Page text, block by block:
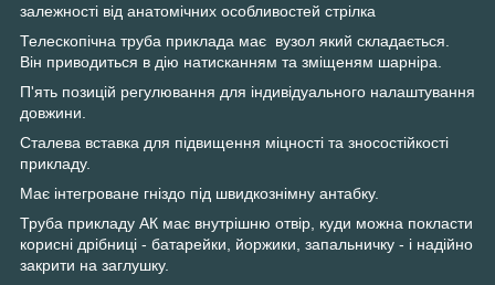
залежності від анатомічних особливостей стрілка
Телескопічна труба приклада має вузол який складається.
Він приводиться в дію натисканням та зміщеням шарніра.
П'ять позицій регулювання для індивідуального налаштування
довжини.
Сталева вставка для підвищення міцності та зносостійкості
прикладу.
Має інтегроване гніздо під швидкознімну антабку.
Труба прикладу АК має внутрішню отвір, куди можна покласти
корисні дрібниці - батарейки, йоржики, запальничку - і надійно
закрити на заглушку.